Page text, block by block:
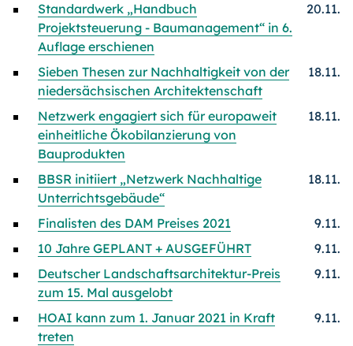
Standardwerk „Handbuch
Projektsteuerung - Baumanagement“ in 6.
Auflage erschienen
20.11.
Sieben Thesen zur Nachhaltigkeit von der
niedersächsischen Architektenschaft
18.11.
Netzwerk engagiert sich für europaweit
einheitliche Ökobilanzierung von
Bauprodukten
18.11.
BBSR initiiert „Netzwerk Nachhaltige
Unterrichtsgebäude“
18.11.
Finalisten des DAM Preises 2021
9.11.
10 Jahre GEPLANT + AUSGEFÜHRT
9.11.
Deutscher Landschaftsarchitektur-Preis
zum 15. Mal ausgelobt
9.11.
HOAI kann zum 1. Januar 2021 in Kraft
treten
9.11.